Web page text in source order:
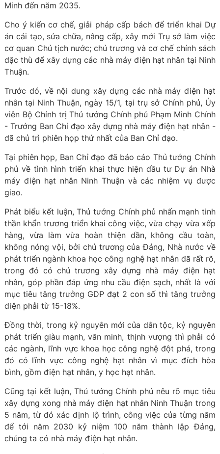
Minh đến năm 2035.
Cho ý kiến cơ chế, giải pháp cấp bách để triển khai Dự
án cải tạo, sửa chữa, nâng cấp, xây mới Trụ sở làm việc
cơ quan Chủ tịch nước; chủ trương và cơ chế chính sách
đặc thù để xây dựng các nhà máy điện hạt nhân tại Ninh
Thuận.
Trước đó, về nội dung xây dựng các nhà máy điện hạt
nhân tại Ninh Thuận, ngày 15/1, tại trụ sở Chính phủ, Ủy
viên Bộ Chính trị Thủ tướng Chính phủ Phạm Minh Chính
- Trưởng Ban Chỉ đạo xây dựng nhà máy điện hạt nhân -
đã chủ trì phiên họp thứ nhất của Ban Chỉ đạo.
Tại phiên họp, Ban Chỉ đạo đã báo cáo Thủ tướng Chính
phủ về tình hình triển khai thực hiện đầu tư Dự án Nhà
máy điện hạt nhân Ninh Thuận và các nhiệm vụ được
giao.
Phát biểu kết luận, Thủ tướng Chính phủ nhấn mạnh tinh
thần khẩn trương triển khai công việc, vừa chạy vừa xếp
hàng, vừa làm vừa hoàn thiện dần, không cầu toàn,
không nóng vội, bởi chủ trương của Đảng, Nhà nước về
phát triển ngành khoa học công nghệ hạt nhân đã rất rõ,
trong đó có chủ trương xây dựng nhà máy điện hạt
nhân, góp phần đáp ứng nhu cầu điện sạch, nhất là với
mục tiêu tăng trưởng GDP đạt 2 con số thì tăng trưởng
điện phải từ 15-18%.
Đồng thời, trong kỷ nguyên mới của dân tộc, kỷ nguyên
phát triển giàu mạnh, văn minh, thịnh vượng thì phải có
các ngành, lĩnh vực khoa học công nghệ đột phá, trong
đó có lĩnh vực công nghệ hạt nhân vì mục đích hòa
bình, gồm điện hạt nhân, y học hạt nhân.
Cũng tại kết luận, Thủ tướng Chính phủ nêu rõ mục tiêu
xây dựng xong nhà máy điện hạt nhân Ninh Thuận trong
5 năm, từ đó xác định lộ trình, công việc của từng năm
để tới năm 2030 kỷ niệm 100 năm thành lập Đảng,
chúng ta có nhà máy điện hạt nhân.